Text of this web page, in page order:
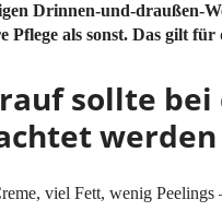
Drinnen-und-draußen-
Pflege als sonst. Das gilt
sollte
werden
viel Fett, wenig Peelings